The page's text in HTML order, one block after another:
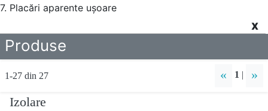
7. Placări aparente uşoare
X
Produse
1-27 din 27 « 1 |
»
Izolare